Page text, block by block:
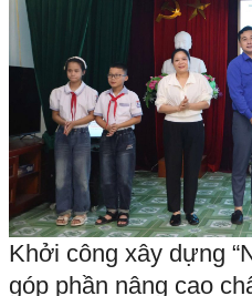
Khởi công xây dựng
góp phần nâng cao